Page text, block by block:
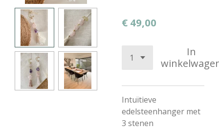
€ 49,00
In
Intuïtieve
edelsteenhanger met
3 stenen